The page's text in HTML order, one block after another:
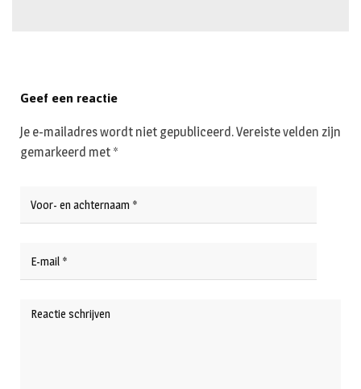
Geef een reactie
Je e-mailadres wordt niet gepubliceerd.Vereiste velden zijn
gemarkeerd met *